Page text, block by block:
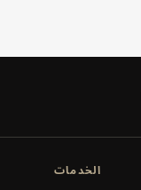
الخدمات